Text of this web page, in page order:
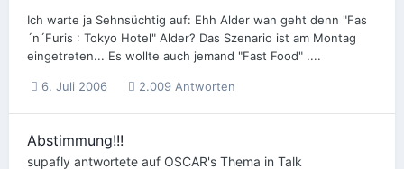
Ich warte ja Sehnsüchtig auf: Ehh Alder wan geht denn "Fas
´n´Furis : Tokyo Hotel" Alder? Das Szenario ist am Montag
eingetreten... Es wollte auch jemand "Fast Food" ....
6. Juli 2006 2.009 Antworten
Abstimmung!!!
supafly antwortete auf OSCAR's Thema in Talk